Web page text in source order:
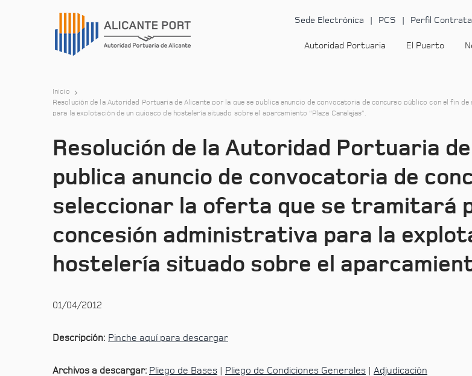
Sede Electrónica PCS Perfil
Autoridad Portuaria El Puerto
Inicio
Resolución de la Autoridad Portuaria de Alicante por la que se publica anuncio de convocatoria de concurso público con el fin
para la explotación de un quiosco de hostelería situado sobre el aparcamiento “Plaza Canalejas”.
Resolución de la Autoridad Portuaria
publica anuncio de convocatoria de
seleccionar la oferta que se tramitará
concesión administrativa para la
hostelería situado sobre el
01/04/2012
Descripción: Pinche aquí para descargar
Archivos a descargar: Pliego de Bases Pliego de Condiciones Generales Adjudicación